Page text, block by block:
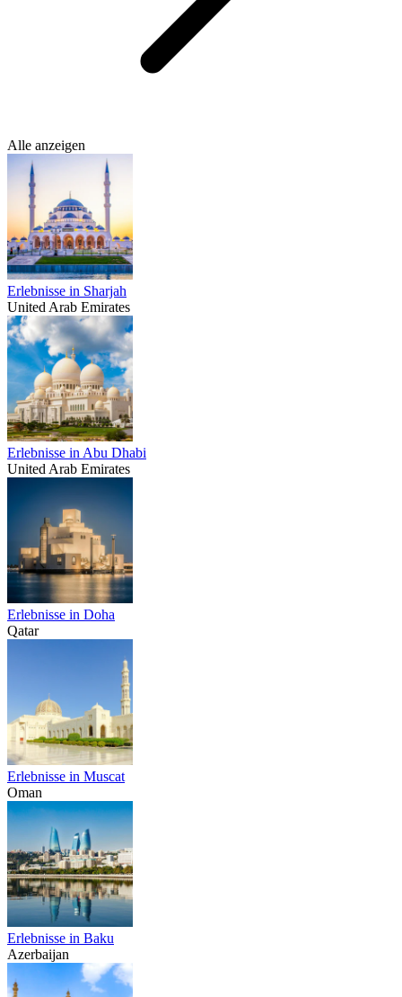
Alle anzeigen
Erlebnisse in Sharjah
United Arab Emirates
Erlebnisse in Abu Dhabi
United Arab Emirates
Erlebnisse in Doha
Qatar
Erlebnisse in Muscat
Oman
Erlebnisse in Baku
Azerbaijan